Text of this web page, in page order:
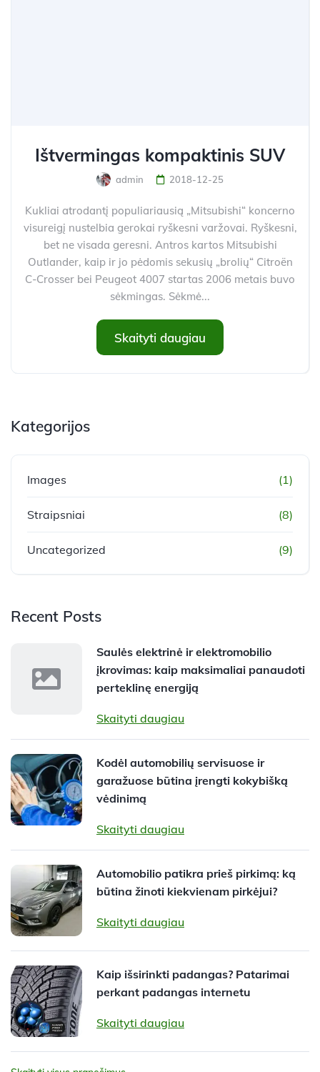
Ištvermingas kompaktinis SUV
admin 2018-12-25
Kukliai atrodantį populiariausią „Mitsubishi“ koncerno
visureigį nustelbia gerokai ryškesni varžovai. Ryškesni,
bet ne visada geresni. Antros kartos Mitsubishi
Outlander, kaip ir jo pėdomis sekusių „brolių“ Citroën
C-Crosser bei Peugeot 4007 startas 2006 metais buvo
sėkmingas. Sėkmė...
Skaityti daugiau
Kategorijos
Images (1)
Straipsniai (8)
Uncategorized (9)
Recent Posts
Saulės elektrinė ir elektromobilio
įkrovimas: kaip maksimaliai panaudoti
perteklinę energiją
Skaityti daugiau
Kodėl automobilių servisuose ir
garažuose būtina įrengti kokybišką
vėdinimą
Skaityti daugiau
Automobilio patikra prieš pirkimą: ką
būtina žinoti kiekvienam pirkėjui?
Skaityti daugiau
Kaip išsirinkti padangas? Patarimai
perkant padangas internetu
Skaityti daugiau